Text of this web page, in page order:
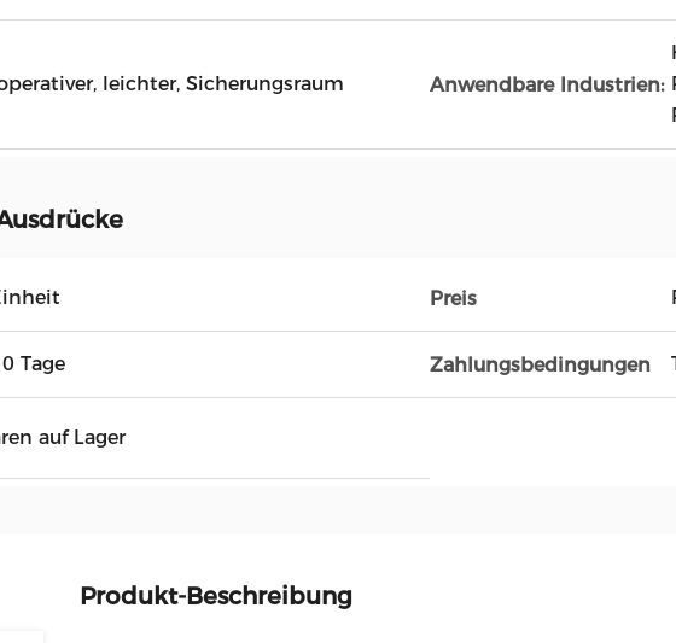
leichter, Sicherungsraum Anwendbare Industrien:
Preis
Tage Zahlungsbedingungen
auf Lager
Produkt-Beschreibung